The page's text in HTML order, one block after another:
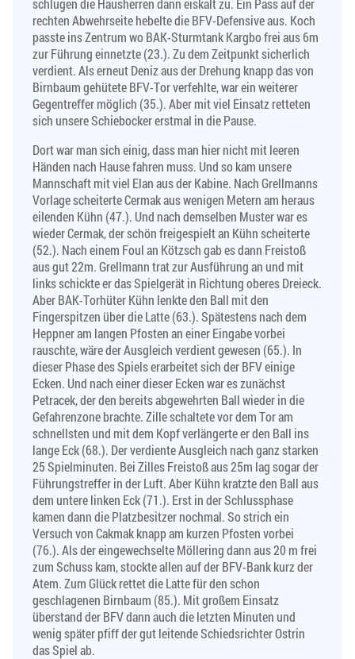
schlugen die Hausherren dann eiskalt zu. Ein Pass auf der
rechten Abwehrseite hebelte die BFV-Defensive aus. Koch
passte ins Zentrum wo BAK-Sturmtank Kargbo frei aus 6m
zur Führung einnetzte (23.). Zu dem Zeitpunkt sicherlich
verdient. Als erneut Deniz aus der Drehung knapp das von
Birnbaum gehütete BFV-Tor verfehlte, war ein weiterer
Gegentreffer möglich (35.). Aber mit viel Einsatz retteten
sich unsere Schiebocker erstmal in die Pause.
Dort war man sich einig, dass man hier nicht mit leeren
Händen nach Hause fahren muss. Und so kam unsere
Mannschaft mit viel Elan aus der Kabine. Nach Grellmanns
Vorlage scheiterte Cermak aus wenigen Metern am heraus
eilenden Kühn (47.). Und nach demselben Muster war es
wieder Cermak, der schön freigespielt an Kühn scheiterte
(52.). Nach einem Foul an Kötzsch gab es dann Freistoß
aus gut 22m. Grellmann trat zur Ausführung an und mit
links schickte er das Spielgerät in Richtung oberes Dreieck.
Aber BAK-Torhüter Kühn lenkte den Ball mit den
Fingerspitzen über die Latte (63.). Spätestens nach dem
Heppner am langen Pfosten an einer Eingabe vorbei
rauschte, wäre der Ausgleich verdient gewesen (65.). In
dieser Phase des Spiels erarbeitet sich der BFV einige
Ecken. Und nach einer dieser Ecken war es zunächst
Petracek, der den bereits abgewehrten Ball wieder in die
Gefahrenzone brachte. Zille schaltete vor dem Tor am
schnellsten und mit dem Kopf verlängerte er den Ball ins
lange Eck (68.). Der verdiente Ausgleich nach ganz starken
25 Spielminuten. Bei Zilles Freistoß aus 25m lag sogar der
Führungstreffer in der Luft. Aber Kühn kratzte den Ball aus
dem untere linken Eck (71.). Erst in der Schlussphase
kamen dann die Platzbesitzer nochmal. So strich ein
Versuch von Cakmak knapp am kurzen Pfosten vorbei
(76.). Als der eingewechselte Möllering dann aus 20 m frei
zum Schuss kam, stockte allen auf der BFV-Bank kurz der
Atem. Zum Glück rettet die Latte für den schon
geschlagenen Birnbaum (85.). Mit großem Einsatz
überstand der BFV dann auch die letzten Minuten und
wenig später pfiff der gut leitende Schiedsrichter Ostrin
das Spiel ab.